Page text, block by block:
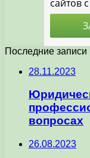
Последние записи
28.11.2023
вопросах
26.08.2023